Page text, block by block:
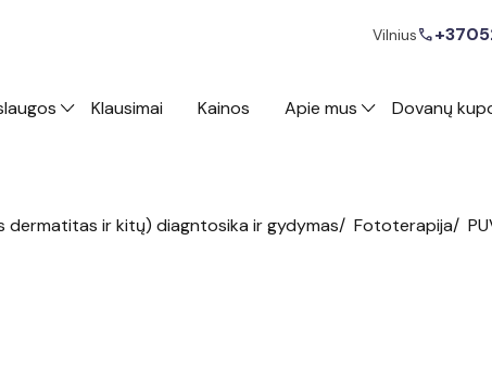
Vilniuscall
Klausimai Kainos Apie mus Dovanų
dermatitas ir kitų) diagntosika ir gydymas/ Fototerapija/